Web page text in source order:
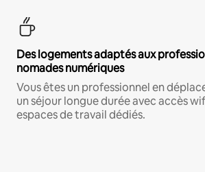
Des logements adaptés aux
nomades numériques
Vous êtes un professionnel en
un séjour longue durée avec accès
espaces de travail dédiés.